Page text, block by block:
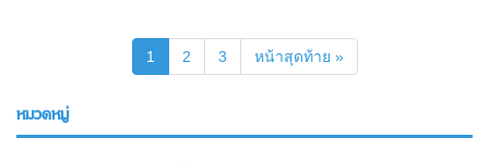
1 (current)
2 3 หน้าสุดท้าย »
หมวดหมู่